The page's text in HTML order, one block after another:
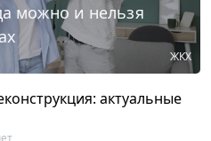
можно и нельзя
ЖКХ
актуальные